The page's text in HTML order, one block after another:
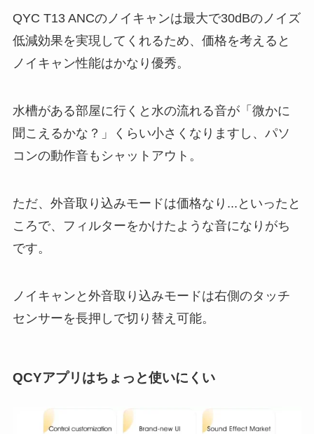
QYC T13 ANCのノイキャンは最大で30dBのノイズ
低減効果を実現してくれるため、価格を考えると
ノイキャン性能はかなり優秀。
水槽がある部屋に行くと水の流れる音が「微かに
聞こえるかな？」くらい小さくなりますし、パソ
コンの動作音もシャットアウト。
ただ、外音取り込みモードは価格なり...といったと
ころで、フィルターをかけたような音になりがち
です。
ノイキャンと外音取り込みモードは右側のタッチ
センサーを長押しで切り替え可能。
QCYアプリはちょっと使いにくい